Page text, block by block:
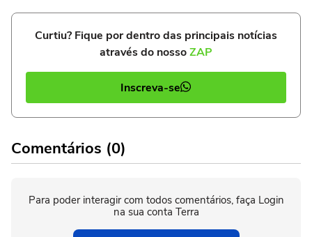
Curtiu? Fique por dentro das principais notícias
através do nossoZAP
Inscreva-se
Comentários (0)
Para poder interagir com todos comentários, faça Login
na sua conta Terra